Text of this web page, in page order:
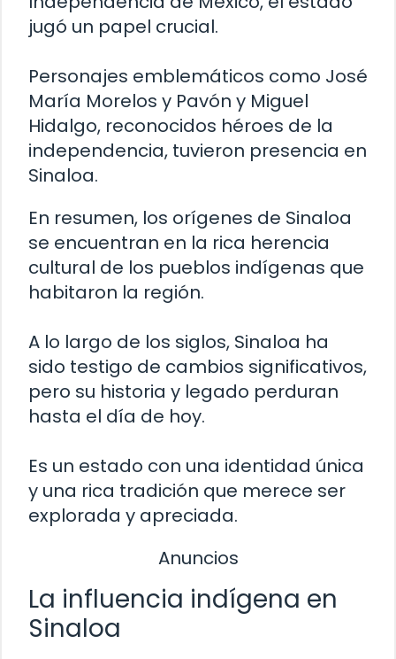
jugó un papel crucial.
Personajes emblemáticos como José
María Morelos y Pavón y Miguel
Hidalgo, reconocidos héroes de la
independencia, tuvieron presencia en
Sinaloa.
En resumen, los orígenes de Sinaloa
se encuentran en la rica herencia
cultural de los pueblos indígenas que
habitaron la región.
A lo largo de los siglos, Sinaloa ha
sido testigo de cambios significativos,
pero su historia y legado perduran
hasta el día de hoy.
Es un estado con una identidad única
y una rica tradición que merece ser
explorada y apreciada.
Anuncios
La influencia indígena en
Sinaloa